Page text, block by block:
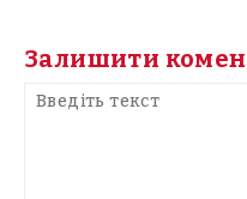
Залишити